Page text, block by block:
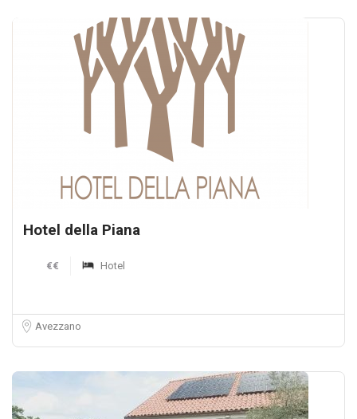
Hotel della Piana
€€ Hotel
Avezzano